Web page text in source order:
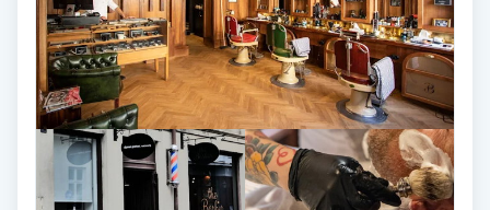
Skoinlägg
Skägg
Skäggfärgning
Skäggklippning